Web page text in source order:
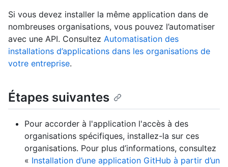
Si vous devez installer la même application dans de
nombreuses organisations, vous pouvez l’automatiser
avec une API. Consultez Automatisation des
installations d’applications dans les organisations de
votre entreprise.
Étapes suivantes
Pour accorder à l'application l'accès à des
organisations spécifiques, installez-la sur ces
organisations. Pour plus d’informations, consultez
« Installation d’une application GitHub à partir d’un